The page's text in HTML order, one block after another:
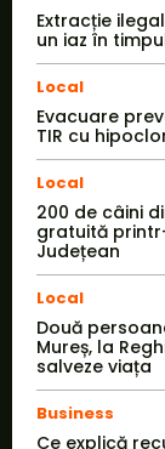
Extracție
un iaz în
Local
Evacuare
TIR cu
Local
200 de câini
gratuită
Județean
Local
Două
Mureș, la
salveze viața
Business
Ce explică